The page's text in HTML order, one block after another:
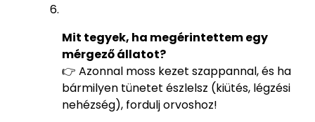
Mit tegyek, ha megérintettem egy
mérgező állatot?
👉 Azonnal moss kezet szappannal, és ha
bármilyen tünetet észlelsz (kiütés, légzési
nehézség), fordulj orvoshoz!